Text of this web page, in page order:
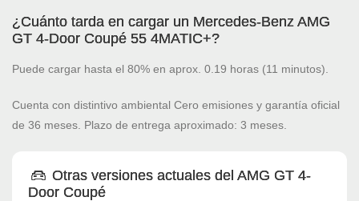
¿Cuánto tarda en cargar un Mercedes-Benz AMG
GT 4-Door Coupé 55 4MATIC+?
Puede cargar hasta el 80% en aprox. 0.19 horas (11 minutos).
Cuenta con distintivo ambiental Cero emisiones y garantía oficial
de 36 meses. Plazo de entrega aproximado: 3 meses.
Otras versiones actuales del AMG GT 4-
Door Coupé